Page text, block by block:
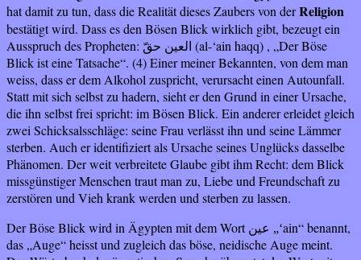
hat damit zu tun, dass die Realität dieses Zaubers von derReligion
bestätigt wird. Dass es den Bösen Blick wirklich gibt, bezeugt ein
Ausspruch des Propheten:
(al-‘ain haqq) , „Der Böse
Blick ist eine Tatsache“. (4)Einer meiner Bekannten, von dem man
weiss, dass er dem Alkohol zuspricht, verursacht einen Autounfall.
Statt mit sich selbst zu hadern, sieht er den Grund in einer Ursache,
die ihn selbst frei spricht: im Bösen Blick. Ein anderer erleidet gleich
zwei Schicksalsschläge: seine Frau verlässt ihn und seine Lämmer
sterben. Auch er identifiziert als Ursache seines Unglücks dasselbe
Phänomen. Der weit verbreitete Glaube gibt ihm Recht: dem Blick
missgünstiger Menschen traut man zu, Liebe und Freundschaft zu
zerstören und Vieh krank werden und sterben zu lassen.
Der Böse Blick wird in Ägypten mit dem Wort
عين „‘ain“benannt,
das „Auge“ heisst und zugleich das böse, neidische Auge meint.